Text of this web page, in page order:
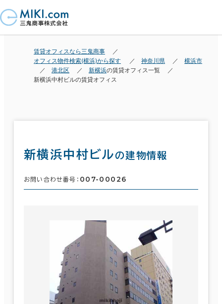
賃貸オフィスなら三鬼商事
オフィス物件検索(横浜)から探す
神奈川県
横浜市
港北区
新横浜の賃貸オフィス一覧
新横浜中村ビルの賃貸オフィス
新横浜中村ビルの建物情報
お問い合わせ番号： 007-00026